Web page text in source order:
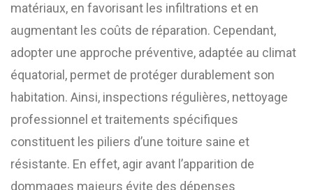
matériaux, en favorisant les infiltrations et en
augmentant les coûts de réparation. Cependant,
adopter une approche préventive, adaptée au climat
équatorial, permet de protéger durablement son
habitation. Ainsi, inspections régulières, nettoyage
professionnel et traitements spécifiques
constituent les piliers d’une toiture saine et
résistante. En effet, agir avant l’apparition de
dommages majeurs évite des dépenses